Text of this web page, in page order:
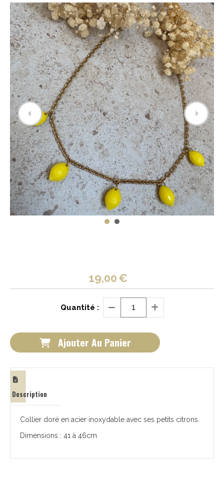
Quantité :
19,00€
Ajouter Au Panier
Description
Collier doré en acier inoxydable avec ses petits citrons.
Dimensions : 41 à 46cm